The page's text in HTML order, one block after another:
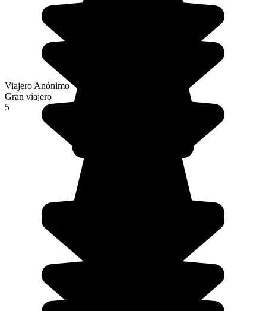
Viajero Anónimo
Gran viajero
5